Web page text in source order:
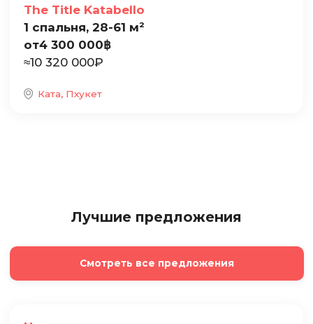
The Title Katabello
1 спальня, 28-61 м²
от4 300 000฿
≈10 320 000₽
Ката, Пхукет
Лучшие предложения
Смотреть все предложения